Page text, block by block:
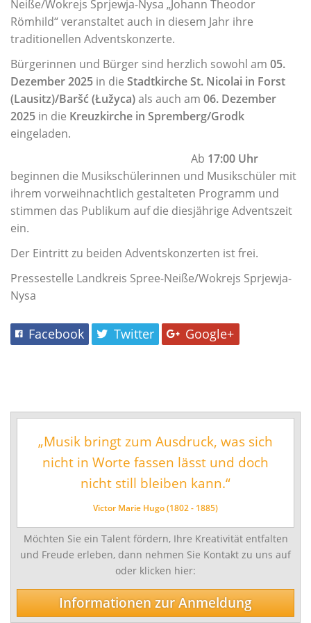
einem
vielfältigen
Angebot.
Förderverein
Lehrbereiche
Musikalische Grundausbildung
Musikgarten
Musikalische Früherziehung
Angebote für Menschen mit Handicap
Instrumental- und Vokalausbildung
Blechblasinstrumente
Schlagwerk/Perkussion
Malerei/Grafik
Tanz
Ausbildung
Wettbewerbe
Jugend musiziert
Tag des Tanzes
enviaM Musik aus Kommunen
Neiße/Wokrejs Sprjewja-Nysa „Johann Theodor
Römhild“ veranstaltet auch in diesem Jahr ihre
traditionellen Adventskonzerte.
Bürgerinnen und Bürger sind herzlich sowohl am 05.
Dezember 2025 in die Stadtkirche St. Nicolai in Forst
(Lausitz)/Baršć (Łužyca)als auch am 06. Dezember
2025 in die Kreuzkirche in Spremberg/Grodk
eingeladen.
Ab 17:00 Uhr
beginnen die Musikschülerinnen und Musikschüler mit
ihrem vorweihnachtlich gestalteten Programm und
stimmen das Publikum auf die diesjährige Adventszeit
ein.
Der Eintritt zu beiden Adventskonzerten ist frei.
Pressestelle Landkreis Spree-Neiße/Wokrejs Sprjewja-
Nysa
Facebook Twitter Google+
„Musik bringt zum Ausdruck, was sich
nicht in Worte fassen lässt und doch
nicht still bleiben kann.“
Victor Marie Hugo (1802 - 1885)
Möchten Sie ein Talent fördern, Ihre Kreativität entfalten
und Freude erleben, dann nehmen Sie Kontakt zu uns auf
oder klicken hier:
Informationen zur Anmeldung